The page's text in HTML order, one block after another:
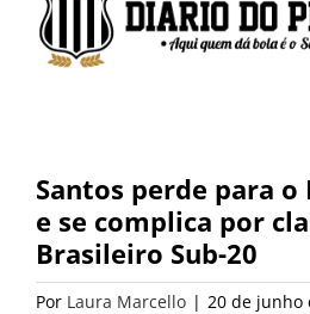
Santos perde para o
e se complica por
Brasileiro Sub-20
Por Laura Marcello | 20 de junho